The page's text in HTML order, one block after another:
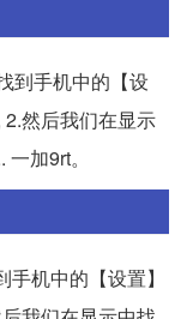
到手机中的【设
然后我们在显示
加9rt。
机中的【设置】